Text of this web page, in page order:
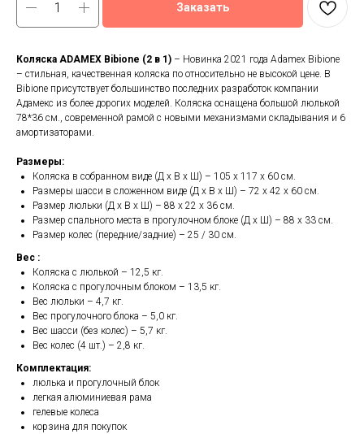
Заказать
Коляска ADAMEX Bibione (2 в 1) – Новинка 2021 года Adamex Bibione
– стильная, качественная коляска по относительно не высокой цене. В
Bibione присутствует большинство последних разработок компании
Адамекс из более дорогих моделей. Коляска оснащена большой люлькой
78*36 см., современной рамой с новыми механизмами складывания и 6
амортизаторами.
Размеры:
Коляска в собранном виде (Д х В х Ш) – 105 х 117 х 60 см.
Размеры шасси в сложенном виде (Д х В х Ш) – 72 х 42 х 60 см.
Размер люльки (Д х В х Ш) – 88 х 22 х 36 см.
Размер спального места в прогулочном блоке (Д х Ш) – 88 х 33 см.
Размер колес (передние/задние) – 25 / 30 см.
Вес :
Коляска с люлькой – 12,5 кг.
Коляска с прогулочным блоком – 13,5 кг.
Вес люльки – 4,7 кг.
Вес прогулочного блока – 5,0 кг.
Вес шасси (без колес) – 5,7 кг.
Вес колес (4 шт.) – 2,8 кг.
Комплектация:
люлька и прогулочный блок
легкая алюминиевая рама
гелевые колеса
корзина для покупок